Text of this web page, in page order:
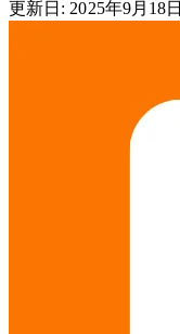
更新日: 2025年9月18日